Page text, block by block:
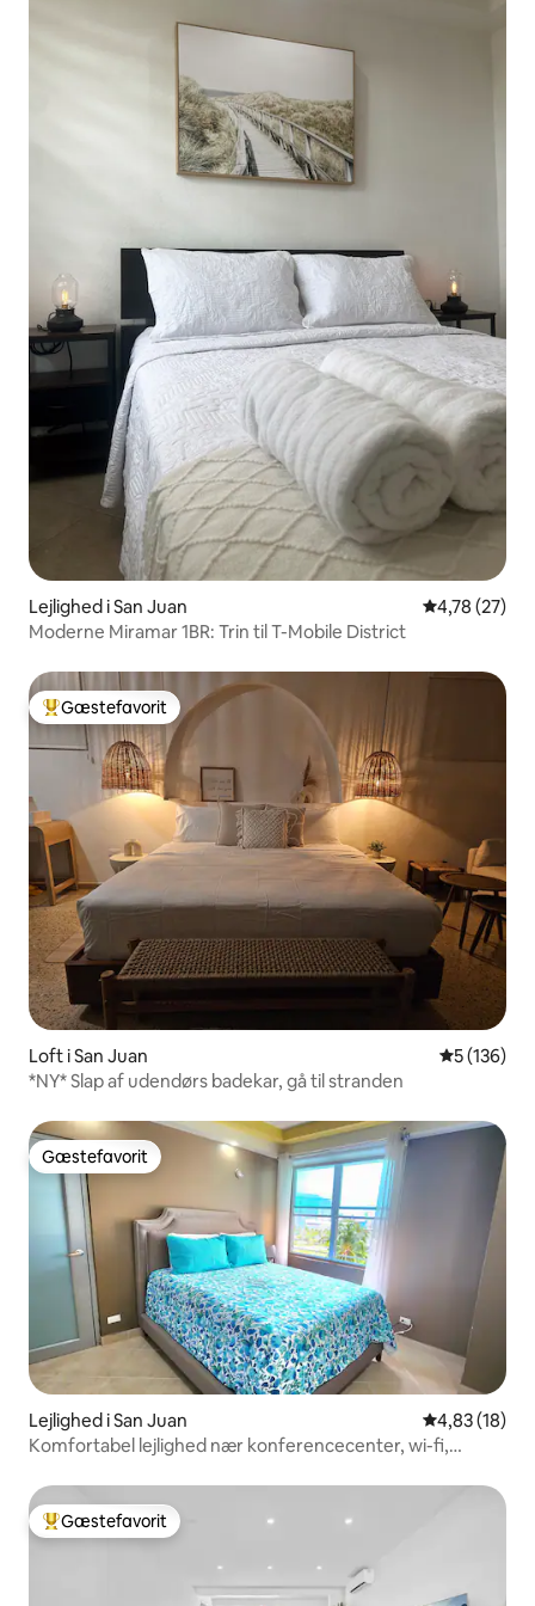
Lejlighed i San Juan 4,78 ud af 5
4,78 (27)
Moderne Miramar 1BR: Trin til T-Mobile District
Bedste gæstefavorit
Gæstefavorit
Loft i San Juan 5 ud af 5 i
5 (136)
*NY* Slap af udendørs badekar, gå til stranden
Gæstefavorit
Gæstefavorit
Lejlighed i San Juan 4,83 ud af 5
4,83 (18)
Komfortabel lejlighed nær konferencecenter, wi-fi,
Bedste gæstefavorit
Gæstefavorit